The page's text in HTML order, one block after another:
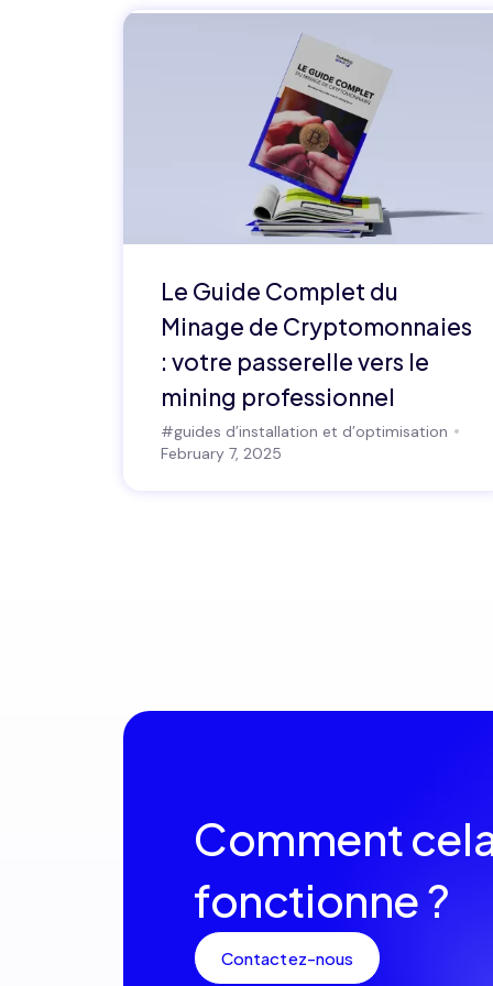
Le Guide Complet du
Minage de Cryptomonnaies
: votre passerelle vers le
mining professionnel
#guides d’installation et d’optimisation
February 7, 2025
Comment
fonctionne ?
Contactez-nous